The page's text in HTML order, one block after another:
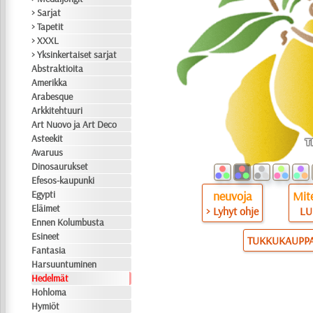
> Sarjat
> Tapetit
> XXXL
> Yksinkertaiset sarjat
Abstraktioita
Amerikka
Arabesque
Arkkitehtuuri
Art Nuovo ja Art Deco
Asteekit
Avaruus
Dinosaurukset
Efesos-kaupunki
Egypti
Eläimet
Ennen Kolumbusta
Esineet
Fantasia
Harsuuntuminen
Hedelmät
Hohloma
Hymiöt
neuvoja
> Lyhyt ohje